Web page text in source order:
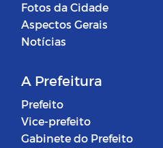
Fotos da Cidade
Aspectos Gerais
Notícias
A Prefeitura
Prefeito
Vice-prefeito
Gabinete do Prefeito